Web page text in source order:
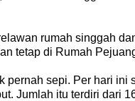
rumah singgah
tetap di Rumah
pernah sepi. Per hari ini
Jumlah itu terdiri dari